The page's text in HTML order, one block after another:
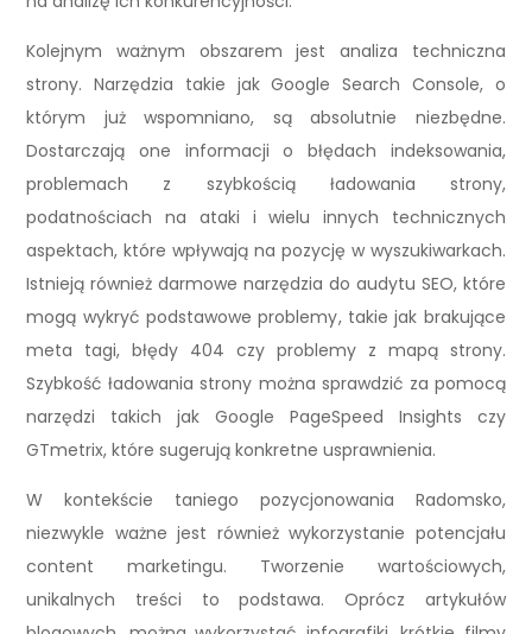
Kolejnym ważnym obszarem jest analiza techniczna
strony. Narzędzia takie jak Google Search Console, o
którym już wspomniano, są absolutnie niezbędne.
Dostarczają one informacji o błędach indeksowania,
problemach z szybkością ładowania strony,
podatnościach na ataki i wielu innych technicznych
aspektach, które wpływają na pozycję w wyszukiwarkach.
Istnieją również darmowe narzędzia do audytu SEO, które
mogą wykryć podstawowe problemy, takie jak brakujące
meta tagi, błędy 404 czy problemy z mapą strony.
Szybkość ładowania strony można sprawdzić za pomocą
narzędzi takich jak Google PageSpeed Insights czy
GTmetrix, które sugerują konkretne usprawnienia.
W kontekście taniego pozycjonowania Radomsko,
niezwykle ważne jest również wykorzystanie potencjału
content marketingu. Tworzenie wartościowych,
unikalnych treści to podstawa. Oprócz artykułów